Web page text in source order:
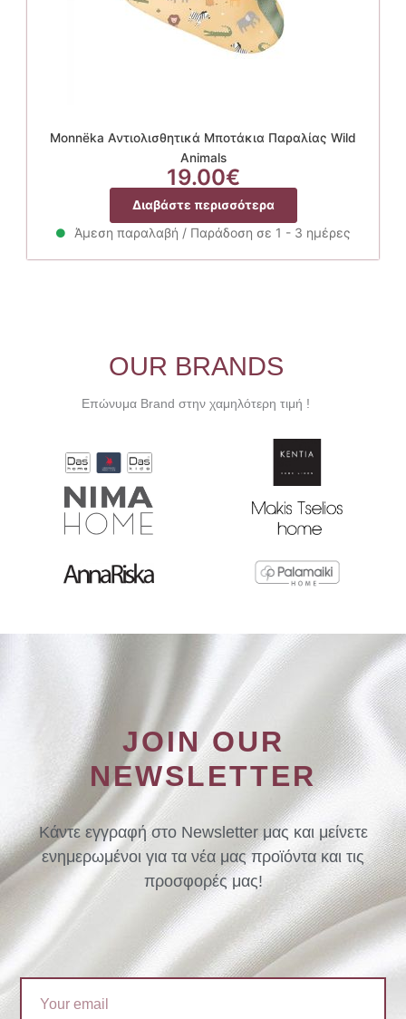
Monnëka Αντιολισθητικά Μποτάκια Παραλίας Wild
Animals
19.00€
Διαβάστε περισσότερα
Άμεση παραλαβή / Παράδοση σε 1 - 3 ημέρες
OUR BRANDS
Επώνυμα Brand στην χαμηλότερη τιμή !
JOIN OUR
NEWSLETTER
Κάντε εγγραφή στο Newsletter μας και μείνετε
ενημερωμένοι για τα νέα μας προϊόντα και τις
προσφορές μας!